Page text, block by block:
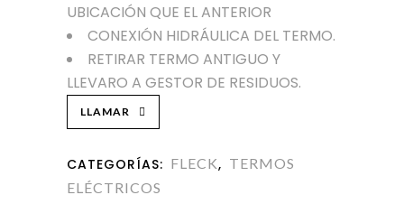
UBICACIÓN QUE EL ANTERIOR
CONEXIÓN HIDRÁULICA DEL TERMO.
RETIRAR TERMO ANTIGUO Y
LLEVARO A GESTOR DE RESIDUOS.
LLAMAR
CATEGORÍAS: FLECK, TERMOS
ELÉCTRICOS